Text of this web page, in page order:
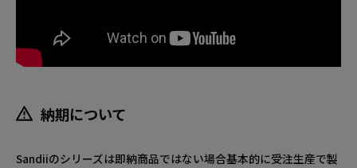
納期について
Sandiiのシリーズは即納商品ではない場合基本的に受注生産で製